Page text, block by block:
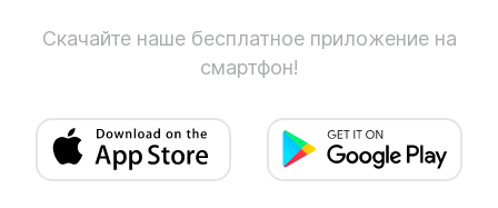
Скачайте наше бесплатное приложение на
смартфон!